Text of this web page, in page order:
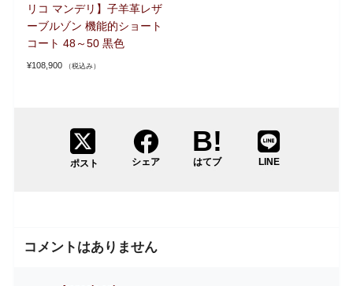
リコ マンデリ】子羊革レザ
ーブルゾン 機能的ショート
コート 48～50 黒色
¥108,900 （税込み）
ポスト シェア はてブ LINE
コメントはありません